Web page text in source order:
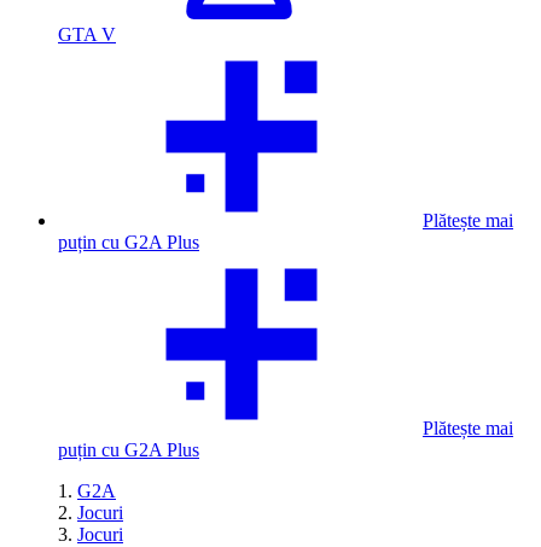
GTA V
Plătește mai
puțin cu G2A Plus
Plătește mai
puțin cu G2A Plus
G2A
Jocuri
Jocuri